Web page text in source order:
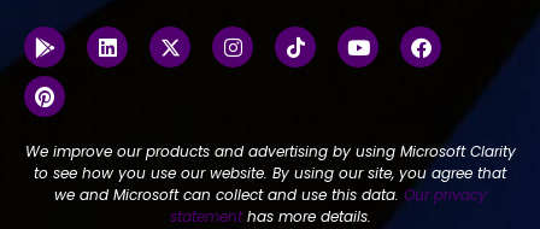
We improve our products and advertising by using Microsoft Clarity
to see how you use our website. By using our site, you agree that
we and Microsoft can collect and use this data. Our privacy
statementhas more details.